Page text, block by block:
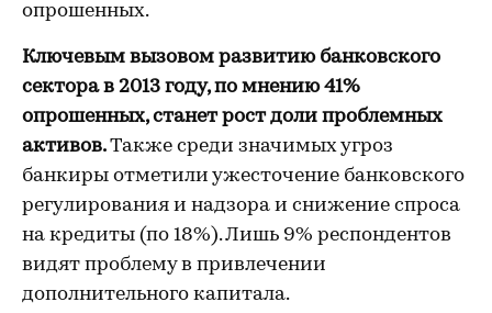
опрошенных.
Ключевым вызовом развитию банковского
сектора в 2013 году, по мнению 41%
опрошенных, станет рост доли проблемных
активов.Также среди значимых угроз
банкиры отметили ужесточение банковского
регулирования и надзора и снижение спроса
на кредиты (по 18%). Лишь 9% респондентов
видят проблему в привлечении
дополнительного капитала.